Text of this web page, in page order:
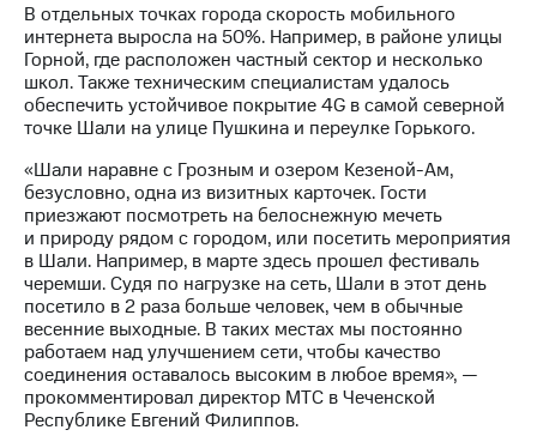
Корпоративный
секретарь
Раскрытие
информации
Информация
акционерам
Документы
ПАО
"МТС"
Собрания
акционеров
Личный
кабинет
акционера
Акционерный
капитал
Контроль
и
В отдельных точках города скорость мобильного
интернета выросла на 50%. Например, в районе улицы
Горной, где расположен частный сектор и несколько
школ. Также техническим специалистам удалось
обеспечить устойчивое покрытие 4G в самой северной
точке Шали на улице Пушкина и переулке Горького.
«Шали наравне с Грозным и озером Кезеной-Ам,
безусловно, одна из визитных карточек. Гости
приезжают посмотреть на белоснежную мечеть
и природу рядом с городом, или посетить мероприятия
в Шали. Например, в марте здесь прошел фестиваль
черемши. Судя по нагрузке на сеть, Шали в этот день
посетило в 2 раза больше человек, чем в обычные
весенние выходные. В таких местах мы постоянно
работаем над улучшением сети, чтобы качество
соединения оставалось высоким в любое время», —
прокомментировал директор МТС в Чеченской
Республике Евгений Филиппов.